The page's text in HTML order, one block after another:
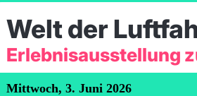
Welt der
Erlebnisausstellung
Mittwoch, 3. Juni 2026